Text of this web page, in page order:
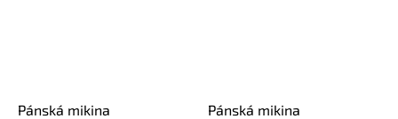
Pánská mikina
Pánská mikina